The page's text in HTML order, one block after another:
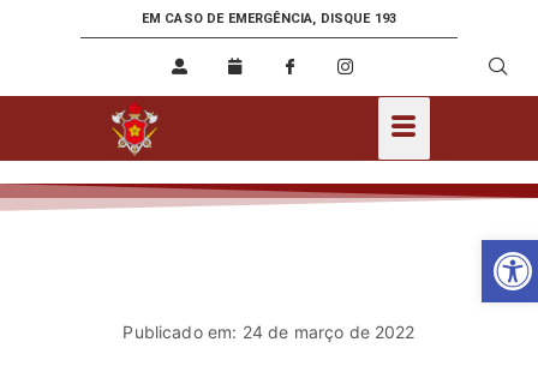
EM CASO DE EMERGÊNCIA, DISQUE 193
Publicado em: 24 de março de 2022